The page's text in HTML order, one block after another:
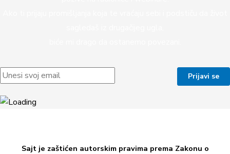
Sajt je zaštićen autorskim pravima prema Zakonu o